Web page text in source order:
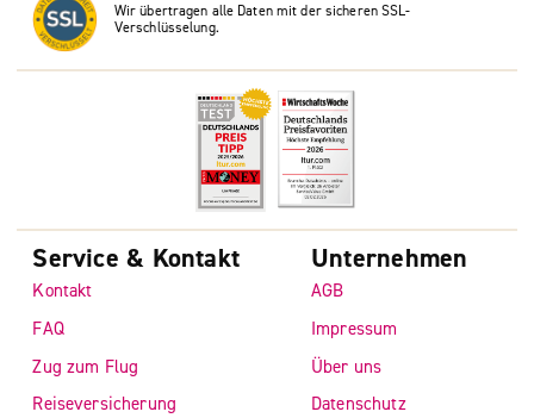
Wir übertragen alle Daten mit der sicheren SSL-
Verschlüsselung.
Service & Kontakt
Kontakt
FAQ
Zug zum Flug
Reiseversicherung
Unternehmen
AGB
Impressum
Über uns
Datenschutz